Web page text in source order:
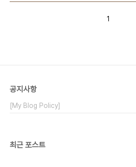
1
공지사항
[My Blog Policy]
최근 포스트